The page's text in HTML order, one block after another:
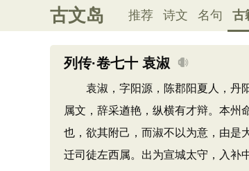
古文岛 推荐 诗文 名句 古
列传·卷七十 袁淑
袁淑，字阳源，陈郡阳夏人，丹阳
属文，辞采遒艳，纵横有才辩。本州
也，欲其附己，而淑不以为意，由是
迁司徒左西属。出为宣城太守，入补